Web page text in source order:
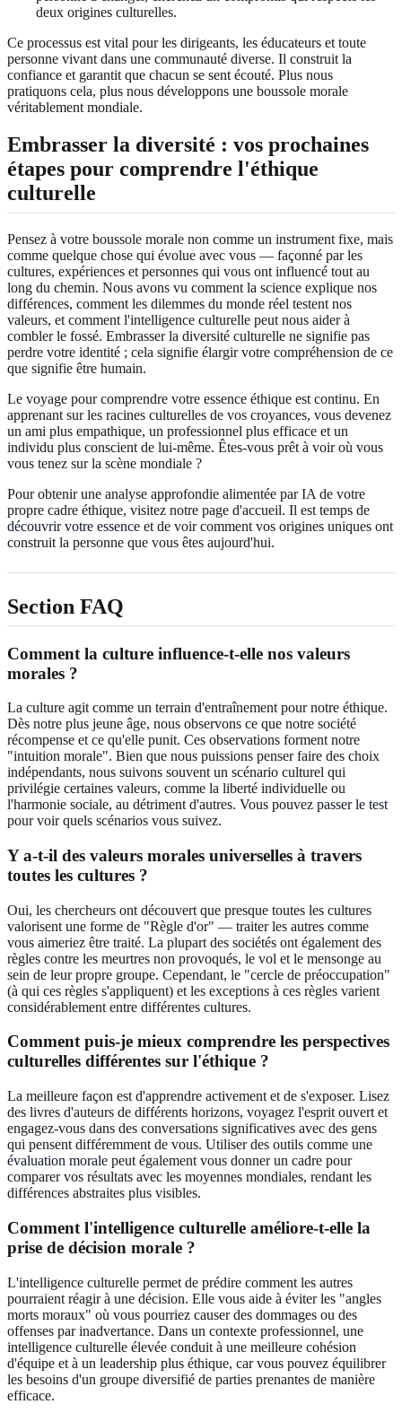
deux origines culturelles.
Ce processus est vital pour les dirigeants, les éducateurs et toute
personne vivant dans une communauté diverse. Il construit la
confiance et garantit que chacun se sent écouté. Plus nous
pratiquons cela, plus nous développons une boussole morale
véritablement mondiale.
Embrasser la diversité : vos prochaines
étapes pour comprendre l'éthique
culturelle
Pensez à votre boussole morale non comme un instrument fixe, mais
comme quelque chose qui évolue avec vous — façonné par les
cultures, expériences et personnes qui vous ont influencé tout au
long du chemin. Nous avons vu comment la science explique nos
différences, comment les dilemmes du monde réel testent nos
valeurs, et comment l'intelligence culturelle peut nous aider à
combler le fossé. Embrasser la diversité culturelle ne signifie pas
perdre votre identité ; cela signifie élargir votre compréhension de ce
que signifie être humain.
Le voyage pour comprendre votre essence éthique est continu. En
apprenant sur les racines culturelles de vos croyances, vous devenez
un ami plus empathique, un professionnel plus efficace et un
individu plus conscient de lui-même. Êtes-vous prêt à voir où vous
vous tenez sur la scène mondiale ?
Pour obtenir une analyse approfondie alimentée par IA de votre
propre cadre éthique, visitez notre page d'accueil. Il est temps de
découvrir votre essence et de voir comment vos origines uniques ont
construit la personne que vous êtes aujourd'hui.
Section FAQ
Comment la culture influence-t-elle nos valeurs
morales ?
La culture agit comme un terrain d'entraînement pour notre éthique.
Dès notre plus jeune âge, nous observons ce que notre société
récompense et ce qu'elle punit. Ces observations forment notre
"intuition morale". Bien que nous puissions penser faire des choix
indépendants, nous suivons souvent un scénario culturel qui
privilégie certaines valeurs, comme la liberté individuelle ou
l'harmonie sociale, au détriment d'autres. Vous pouvez passer le test
pour voir quels scénarios vous suivez.
Y a-t-il des valeurs morales universelles à travers
toutes les cultures ?
Oui, les chercheurs ont découvert que presque toutes les cultures
valorisent une forme de "Règle d'or" — traiter les autres comme
vous aimeriez être traité. La plupart des sociétés ont également des
règles contre les meurtres non provoqués, le vol et le mensonge au
sein de leur propre groupe. Cependant, le "cercle de préoccupation"
(à qui ces règles s'appliquent) et les exceptions à ces règles varient
considérablement entre différentes cultures.
Comment puis-je mieux comprendre les perspectives
culturelles différentes sur l'éthique ?
La meilleure façon est d'apprendre activement et de s'exposer. Lisez
des livres d'auteurs de différents horizons, voyagez l'esprit ouvert et
engagez-vous dans des conversations significatives avec des gens
qui pensent différemment de vous. Utiliser des outils comme une
évaluation morale peut également vous donner un cadre pour
comparer vos résultats avec les moyennes mondiales, rendant les
différences abstraites plus visibles.
Comment l'intelligence culturelle améliore-t-elle la
prise de décision morale ?
L'intelligence culturelle permet de prédire comment les autres
pourraient réagir à une décision. Elle vous aide à éviter les "angles
morts moraux" où vous pourriez causer des dommages ou des
offenses par inadvertance. Dans un contexte professionnel, une
intelligence culturelle élevée conduit à une meilleure cohésion
d'équipe et à un leadership plus éthique, car vous pouvez équilibrer
les besoins d'un groupe diversifié de parties prenantes de manière
efficace.